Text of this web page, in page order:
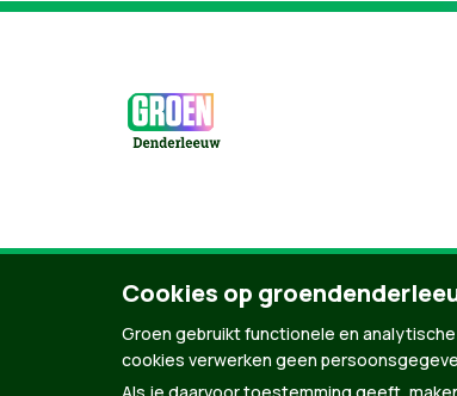
© Copyright Groen 2026 | Gemaakt
Cookies op
Groen gebruikt functionele en
cookies verwerken geen